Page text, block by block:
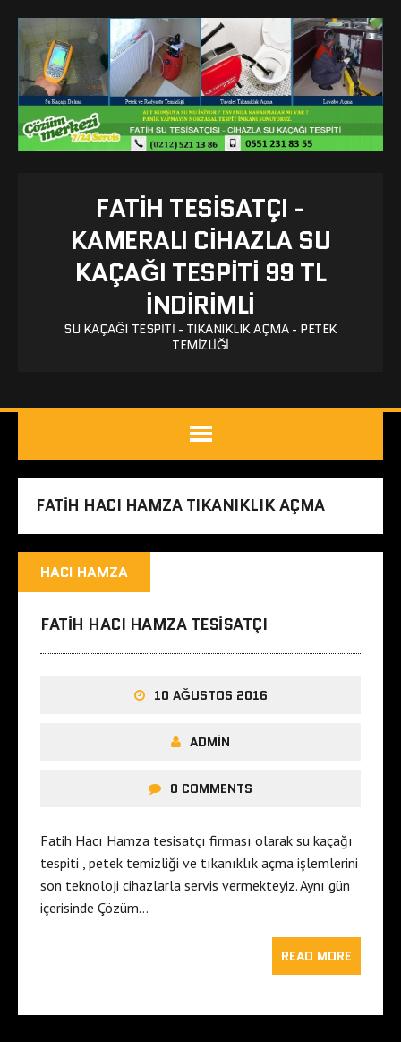
FATIH TESISATÇI -
KAMERALI CIHAZLA SU
KAÇAĞI TESPITI 99 TL
İNDİRİMLİ
SU KAÇAĞI TESPITI - TIKANIKLIK AÇMA - PETEK
TEMIZLIĞI
FATIH HACI HAMZA TIKANIKLIK AÇMA
HACI HAMZA
FATIH HACI HAMZA TESISATÇI
10 AĞUSTOS 2016
ADMIN
0 COMMENTS
Fatih Hacı Hamza tesisatçı firması olarak su kaçağı
tespiti , petek temizliği ve tıkanıklık açma işlemlerini
son teknoloji cihazlarla servis vermekteyiz. Aynı gün
içerisinde Çözüm…
READ MORE